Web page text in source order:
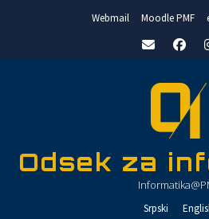
Webmail Moodle PMF
Odsek za
Srpski